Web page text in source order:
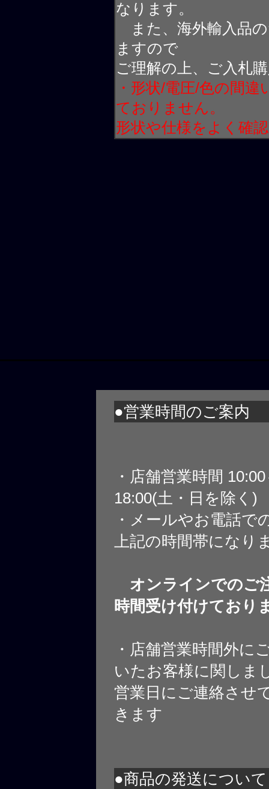
なります。
また、海外輸入品
ますので
ご理解の上、ご入札
・形状/電圧/色の間
ておりません。
形状や仕様をよく確
●営業時間のご案内
・店舗営業時間
18:00(土・日を除く)
・メールやお電話で
上記の時間帯になり
オンラインでのご
時間受け付けており
・店舗営業時間外に
いたお客様に関しま
営業日にご連絡させ
きます
●商品の発送について